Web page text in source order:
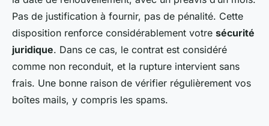
Pas de justification à fournir, pas de pénalité. Cette
disposition renforce considérablement votre sécurité
juridique. Dans ce cas, le contrat est considéré
comme non reconduit, et la rupture intervient sans
frais. Une bonne raison de vérifier régulièrement vos
boîtes mails, y compris les spams.